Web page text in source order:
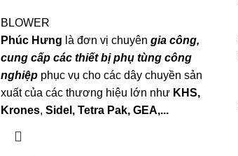
BLOWER
Phúc Hưng là đơn vị chuyên gia công,
cung cấp các thiết bị phụ tùng công
nghiệp phục vụ cho các dây chuyền sản
xuất của các thương hiệu lớn như KHS,
Krones, Sidel, Tetra Pak, GEA,...